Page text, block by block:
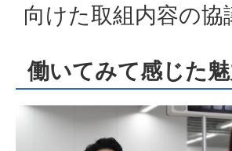
向けた取組内容の
働いてみて感じた